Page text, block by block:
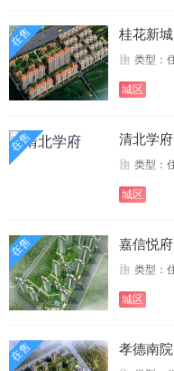
在售 桂花新城
类型：
城区
在售 清北学府
类型：
城区
在售 嘉信悦府
类型：
城区
在售 孝德南院